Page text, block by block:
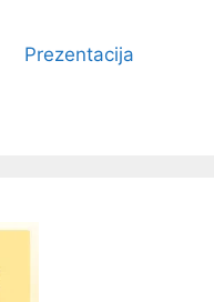
Prezentacija